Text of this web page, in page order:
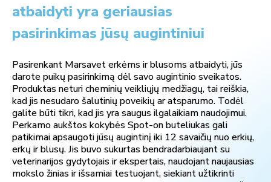
atbaidyti yra geriausias
pasirinkimas jūsų augintiniui
Pasirenkant Marsavet erkėms ir blusoms atbaidyti, jūs
darote puikų pasirinkimą dėl savo augintinio sveikatos.
Produktas neturi cheminių veikliųjų medžiagų, tai reiškia,
kad jis nesudaro šalutinių poveikių ar atsparumo. Todėl
galite būti tikri, kad jis yra saugus ilgalaikiam naudojimui.
Perkamo aukštos kokybės Spot-on buteliukas gali
patikimai apsaugoti jūsų augintinį iki 12 savaičių nuo erkių,
erkų ir blusų. Jis buvo sukurtas bendradarbiaujant su
veterinarijos gydytojais ir ekspertais, naudojant naujausias
mokslo žinias ir išsamiai testuojant, siekiant užtikrinti